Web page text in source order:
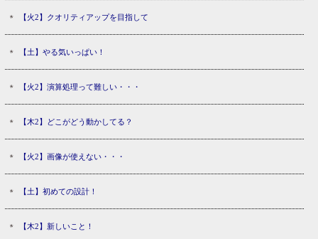
【火2】クオリティアップを目指して
【土】やる気いっぱい！
【火2】演算処理って難しい・・・
【木2】どこがどう動かしてる？
【火2】画像が使えない・・・
【土】初めての設計！
【木2】新しいこと！